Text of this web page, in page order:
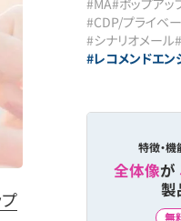
#MA#ポップアッ
#CDP/プライベ
#シナリオメール
#レコメンドエン
特徴・機
全体像が
製
無